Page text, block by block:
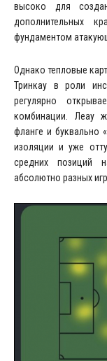
высоко для
дополнительных
фундаментом
Однако тепловые
Тринкау в роли
регулярно
комбинации. Леау
фланге и буквально
изоляции и уже
средних позиций
абсолютно разных